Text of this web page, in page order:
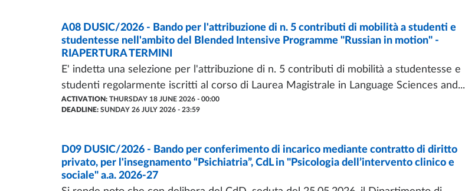
CALL OF PROPOSAL- LAST UPDATE:14/07/2026
A08 DUSIC/2026 - Bando per l'attribuzione di n. 5 contributi di mobilità a studenti e
studentesse nell'ambito del Blended Intensive Programme "Russian in motion" -
RIAPERTURA TERMINI
E' indetta una selezione per l'attribuzione di n. 5 contributi di mobilità a studentesse e
studenti regolarmente iscritti al corso di Laurea Magistrale in Language Sciences and...
ACTIVATION: THURSDAY 18 JUNE 2026 - 00:00
DEADLINE: SUNDAY 26 JULY 2026 - 23:59
CALL OF PROPOSAL- LAST UPDATE: 14/07/2026
D09 DUSIC/2026 - Bando per conferimento di incarico mediante contratto di diritto
privato, per l'insegnamento “Psichiatria”, CdL in "Psicologia dell’intervento clinico e
sociale" a.a. 2026-27